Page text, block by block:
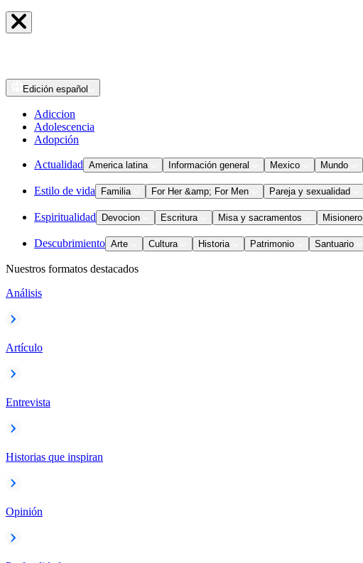
Edición español
Adiccion
Adolescencia
Adopción
Actualidad America latina Información general Mexico Mundo
Estilo de vida Familia For Her &amp; For Men Pareja y sexualidad
Espiritualidad Devocion Escritura Misa y sacramentos Misionero
Descubrimiento Arte Cultura Historia Patrimonio Santuario
Nuestros formatos destacados
Análisis
Artículo
Entrevista
Historias que inspiran
Opinión